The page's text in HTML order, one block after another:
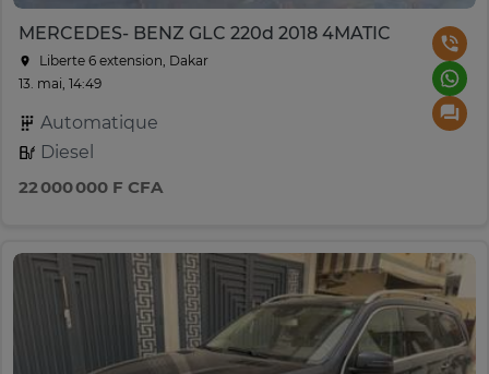
MERCEDES- BENZ GLC 220d 2018 4MATIC
Liberte 6 extension, Dakar
13. mai, 14:49
Automatique
Diesel
22 000 000 F CFA